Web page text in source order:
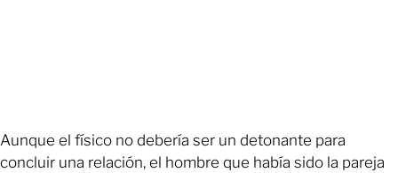
Aunque el físico no debería ser un detonante para
concluir una relación, el hombre que había sido la pareja